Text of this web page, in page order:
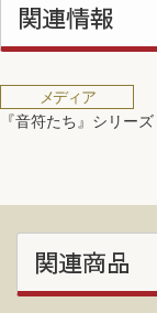
関連情報
メディア
『音符たち』シリー
関連商品